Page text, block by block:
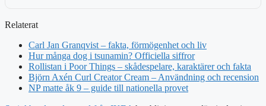
Relaterat
Carl Jan Granqvist – fakta, förmögenhet och liv
Hur många dog i tsunamin? Officiella siffror
Rollistan i Poor Things – skådespelare, karaktärer och fakta
Björn Axén Curl Creator Cream – Användning och recension
NP matte åk 9 – guide till nationella provet